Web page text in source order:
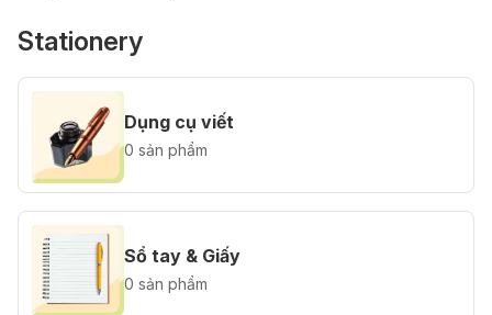
Stationery
Dụng cụ viết
0 sản phẩm
Sổ tay & Giấy
0 sản phẩm